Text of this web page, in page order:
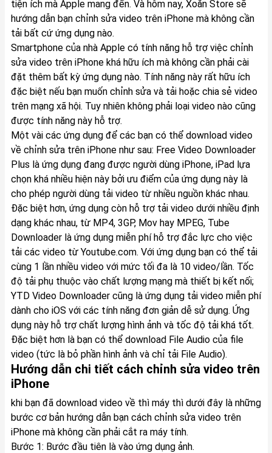
tiện ích mà Apple mang đến. Và hôm nay, Xoăn Store sẽ
hướng dẫn bạn chỉnh sửa video trên iPhone mà không cần
tải bất cứ ứng dụng nào.
Smartphone của nhà Apple có tính năng hỗ trợ việc chỉnh
sửa video trên iPhone khá hữu ích mà không cần phải cài
đặt thêm bất kỳ ứng dụng nào. Tính năng này rất hữu ích
đặc biệt nếu bạn muốn chỉnh sửa và tải hoặc chia sẻ video
trên mạng xã hội. Tuy nhiên không phải loại video nào cũng
được tính năng này hỗ trợ.
Một vài các ứng dụng để các bạn có thể download video
về chỉnh sửa trên iPhone như sau: Free Video Downloader
Plus là ứng dụng đang được người dùng iPhone, iPad lựa
chọn khá nhiều hiện này bởi ưu điểm của ứng dụng này là
cho phép người dùng tải video từ nhiều nguồn khác nhau.
Đặc biệt hơn, ứng dụng còn hỗ trợ tải video dưới nhiều định
dạng khác nhau, từ MP4, 3GP, Mov hay MPEG, Tube
Downloader là ứng dụng miễn phí hỗ trợ đắc lực cho việc
tải các video từ Youtube.com. Với ứng dụng bạn có thể tải
cùng 1 lần nhiều video với mức tối đa là 10 video/lần. Tốc
độ tải phụ thuộc vào chất lượng mạng mà thiết bị kết nối;
YTD Video Downloader cũng là ứng dụng tải video miễn phí
dành cho iOS với các tính năng đơn giản dễ sử dụng. Ứng
dụng này hỗ trợ chất lượng hình ảnh và tốc độ tải khá tốt.
Đặc biệt hơn là bạn có thể download File Audio của file
video (tức là bỏ phần hình ảnh và chỉ tải File Audio).
Hướng dẫn chi tiết cách chỉnh sửa video trên
iPhone
khi bạn đã download video về thì máy thì dưới đây là những
bước cơ bản hướng dẫn bạn cách chỉnh sửa video trên
iPhone mà không cần phải cắt ra máy tính.
Bước 1: Bước đầu tiên là vào ứng dụng ảnh.